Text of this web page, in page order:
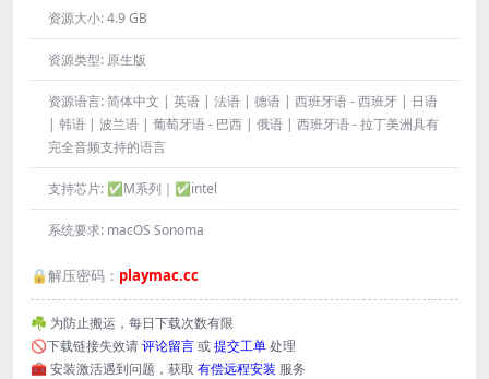
资源大小:4.9 GB
资源类型: 原生版
资源语言:简体中文 | 英语 | 法语 | 德语 | 西班牙语 - 西班牙 | 日语
| 韩语 | 波兰语 | 葡萄牙语 - 巴西 | 俄语 | 西班牙语 - 拉丁美洲具有
完全音频支持的语言
支持芯片: ✅M系列｜✅intel
系统要求: macOS Sonoma
🔒解压密码： playmac.cc
☘️ 为防止搬运，每日下载次数有限
🚫下载链接失效请评论留言或提交工单处理
🧰 安装激活遇到问题，获取 有偿远程安装 服务